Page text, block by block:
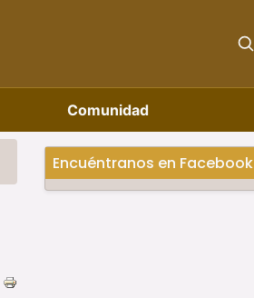
Comunidad
Encuéntranos en Facebook